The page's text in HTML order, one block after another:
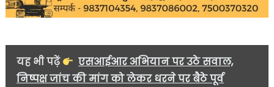
यह भी पढ़ें
एसआईआर अभियान पर उठे सवाल,
निष्पक्ष जांच की मांग को लेकर धरने पर बैठे पूर्व